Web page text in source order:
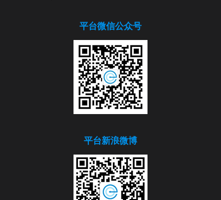
平台微信公众号
平台新浪微博